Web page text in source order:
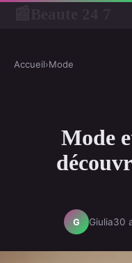
Accueil›Mode
Mode
G Giulia30